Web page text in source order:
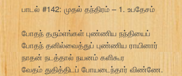
பாடல் #142: முதல் தந்திரம் – 1. உபதேசம்
போதந் தரும்எங்கள் புண்ணிய நந்தியைப்
போதந் தனில்வைத்துப் புண்ணிய ராயினார்
நாதன் நடத்தால் நயனம் களிகூர
வேதம் துதித்திடப் போயடைந்தார் விண்ணே.